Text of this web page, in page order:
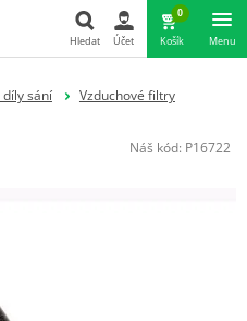
Hledat
Hledat Účet
0
Košík Menu
díly sání
Vzduchové filtry
Náš kód: P16722